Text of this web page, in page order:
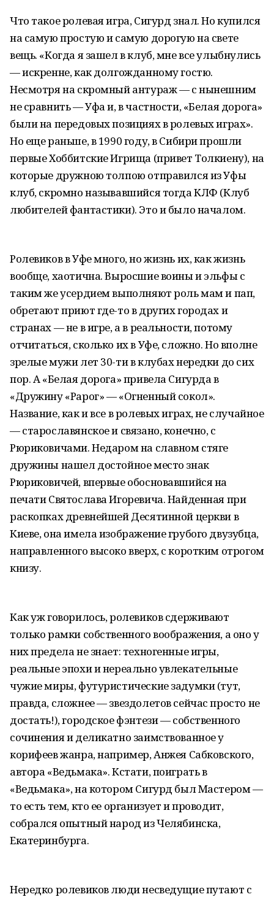
Что такое ролевая игра, Сигурд знал. Но купился
на самую простую и самую дорогую на свете
вещь. «Когда я зашел в клуб, мне все улыбнулись
— искренне, как долгожданному гостю.
Несмотря на скромный антураж — с нынешним
не сравнить — Уфа и, в частности, «Белая дорога»
были на передовых позициях в ролевых играх».
Но еще раньше, в 1990 году, в Сибири прошли
первые Хоббитские Игрища (привет Толкиену), на
которые дружною толпою отправился из Уфы
клуб, скромно называвшийся тогда КЛФ (Клуб
любителей фантастики). Это и было началом.
Ролевиков в Уфе много, но жизнь их, как жизнь
вообще, хаотична. Выросшие воины и эльфы с
таким же усердием выполняют роль мам и пап,
обретают приют где-то в других городах и
странах — не в игре, а в реальности, потому
отчитаться, сколько их в Уфе, сложно. Но вполне
зрелые мужи лет 30-ти в клубах нередки до сих
пор. А «Белая дорога» привела Сигурда в
«Дружину «Рарог» — «Огненный сокол».
Название, как и все в ролевых играх, не случайное
— старославянское и связано, конечно, с
Рюриковичами. Недаром на славном стяге
дружины нашел достойное место знак
Рюриковичей, впервые обосновавшийся на
печати Святослава Игоревича. Найденная при
раскопках древнейшей Десятинной церкви в
Киеве, она имела изображение грубого двузубца,
направленного высоко вверх, с коротким отрогом
книзу.
Как уж говорилось, ролевиков сдерживают
только рамки собственного воображения, а оно у
них предела не знает: техногенные игры,
реальные эпохи и нереально увлекательные
чужие миры, футуристические задумки (тут,
правда, сложнее — звездолетов сейчас просто не
достать!), городское фэнтези — собственного
сочинения и деликатно заимствованное у
корифеев жанра, например, Анжея Сабковского,
автора «Ведьмака». Кстати, поиграть в
«Ведьмака», на котором Сигурд был Мастером —
то есть тем, кто ее организует и проводит,
собрался опытный народ из Челябинска,
Екатеринбурга.
Нередко ролевиков люди несведущие путают с